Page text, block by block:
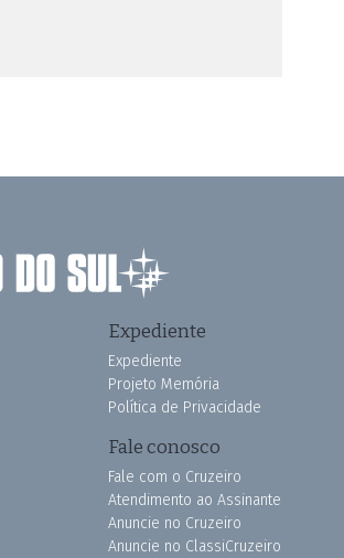
Expediente
Expediente
Projeto Memória
Política de Privacidade
Fale conosco
Fale com o Cruzeiro
Atendimento ao Assinante
Anuncie no Cruzeiro
Anuncie no ClassiCruzeiro